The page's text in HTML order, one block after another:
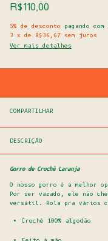
R$110,00
5% de desconto pagando
3
x de R$36,67
sem juros
Ver mais detalhes
COMPARTILHAR
DESCRIÇÃO
Gorro de Crochê Laranja
O nosso gorro é a melhor
Por ser vazado, ele não
versátil. Rola pra vários
Crochê 100% algodão